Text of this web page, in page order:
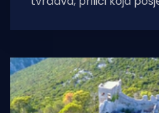
ponosno